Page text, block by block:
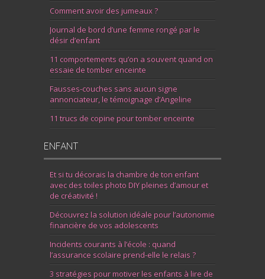
Comment avoir des jumeaux ?
Journal de bord d’une femme rongé par le
désir d’enfant
11 comportements qu’on a souvent quand on
essaie de tomber enceinte
Fausses-couches sans aucun signe
annonciateur, le témoignage d’Angeline
11 trucs de copine pour tomber enceinte
ENFANT
Et si tu décorais la chambre de ton enfant
avec des toiles photo DIY pleines d’amour et
de créativité !
Découvrez la solution idéale pour l’autonomie
financière de vos adolescents
Incidents courants à l’école : quand
l’assurance scolaire prend-elle le relais ?
3 stratégies pour motiver les enfants à lire de